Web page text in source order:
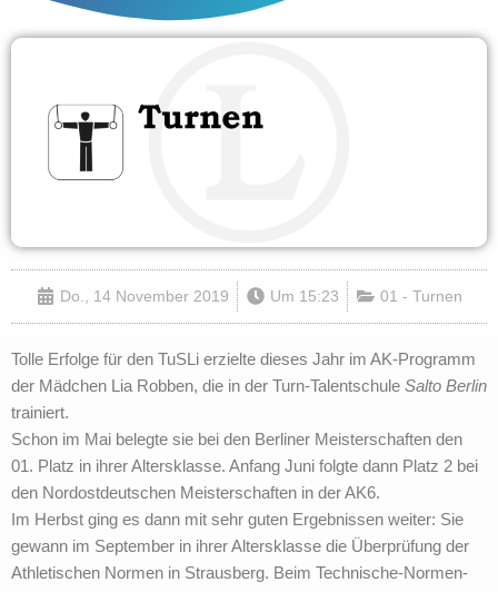
Do., 14 November 2019 Um 15:23 01 - Turnen
Tolle Erfolge für den TuSLi erzielte dieses Jahr im AK-Programm
der Mädchen Lia Robben, die in der Turn-Talentschule Salto Berlin
trainiert.
Schon im Mai belegte sie bei den Berliner Meisterschaften den
01. Platz in ihrer Altersklasse. Anfang Juni folgte dann Platz 2 bei
den Nordostdeutschen Meisterschaften in der AK6.
Im Herbst ging es dann mit sehr guten Ergebnissen weiter: Sie
gewann im September in ihrer Altersklasse die Überprüfung der
Athletischen Normen in Strausberg. Beim Technische-Normen-